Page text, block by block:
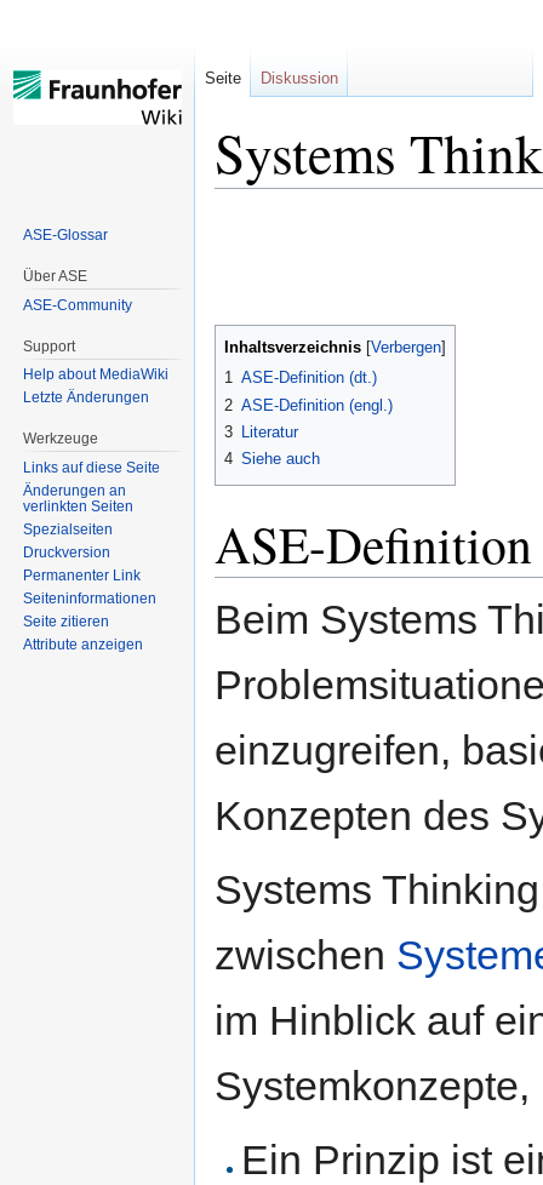
Systems
Inhaltsverzeichnis
1 ASE-Definition (dt.)
2 ASE-Definition (engl.)
3 Literatur
4 Siehe auch
ASE-
Beim Systems
einzugreifen,
Konzepten des
Systems
zwischen
im Hinblick auf
Ein Prinzip ist
Seite Diskussion
ASE-Glossar
Über ASE
ASE-Community
Support
Help about MediaWiki
Letzte Änderungen
Werkzeuge
Links auf diese Seite
Änderungen an
verlinkten Seiten
Spezialseiten
Druckversion
Permanenter Link
Seiten­informationen
Seite zitieren
Attribute anzeigen